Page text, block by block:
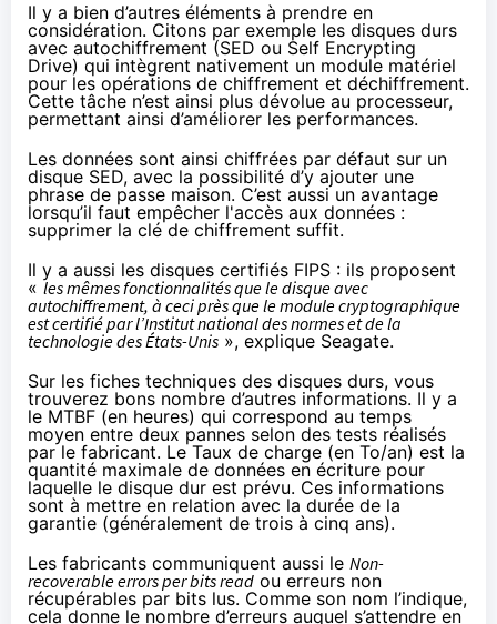
Il y a bien d’autres éléments à prendre en
considération. Citons par exemple les disques durs
avec autochiffrement (SED ou Self Encrypting
Drive) qui intègrent nativement un module matériel
pour les opérations de chiffrement et déchiffrement.
Cette tâche n’est ainsi plus dévolue au processeur,
permettant ainsi d’améliorer les performances.
Les données sont ainsi chiffrées par défaut sur un
disque SED, avec la possibilité d’y ajouter une
phrase de passe maison. C’est aussi un avantage
lorsqu’il faut empêcher l'accès aux données :
supprimer la clé de chiffrement suffit.
Il y a aussi les disques certifiés FIPS : ils proposent
« les mêmes fonctionnalités que le disque avec
autochiffrement, à ceci près que le module cryptographique
est certifié par l’Institut national des normes et de la
technologie des États-Unis », explique Seagate.
Sur les fiches techniques des disques durs, vous
trouverez bons nombre d’autres informations. Il y a
le MTBF (en heures) qui correspond au temps
moyen entre deux pannes selon des tests réalisés
par le fabricant. Le Taux de charge (en To/an) est la
quantité maximale de données en écriture pour
laquelle le disque dur est prévu. Ces informations
sont à mettre en relation avec la durée de la
garantie (généralement de trois à cinq ans).
Les fabricants communiquent aussi le Non-
recoverable errors per bits read ou erreurs non
récupérables par bits lus. Comme son nom l’indique,
cela donne le nombre d’erreurs auquel s’attendre en